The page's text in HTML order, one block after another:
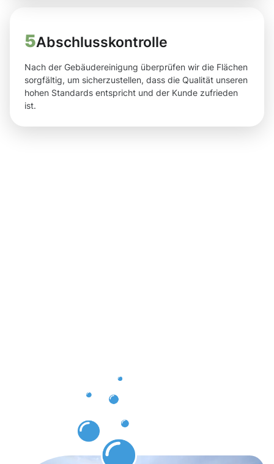
5Abschlusskontrolle
Nach der Gebäudereinigung überprüfen wir die Flächen
sorgfältig, um sicherzustellen, dass die Qualität unseren
hohen Standards entspricht und der Kunde zufrieden
ist.